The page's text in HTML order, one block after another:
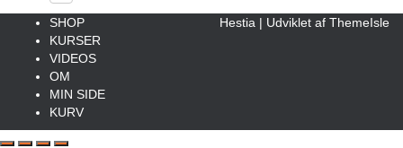
SHOP
KURSER
VIDEOS
OM
MIN SIDE
KURV
Hestia | Udviklet af ThemeIsle